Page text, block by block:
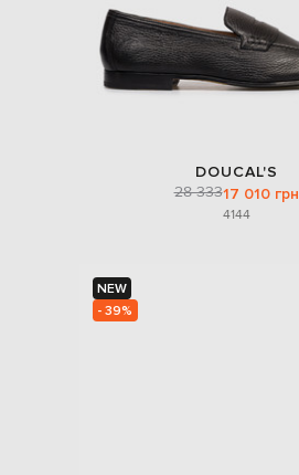
DOUCAL'S
28 33317 010 грн
4144
NEW
- 39%